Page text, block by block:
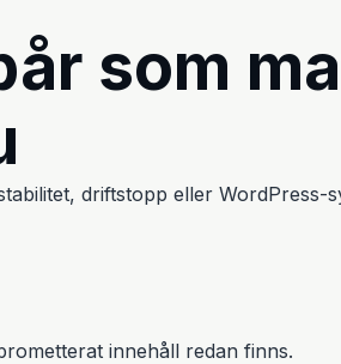
som
driftstopp eller WordPress-
innehåll redan finns.